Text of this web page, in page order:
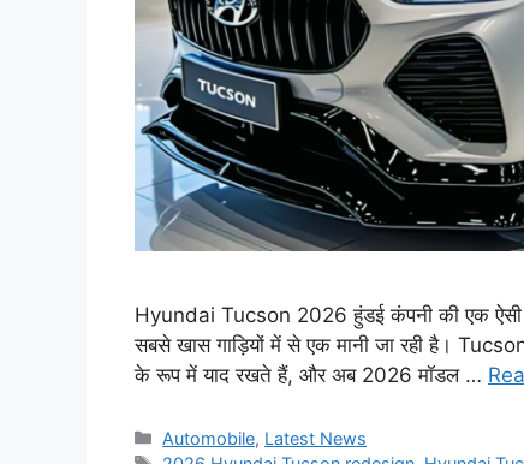
Hyundai Tucson 2026 हुंडई कंपनी की एक ऐसी
सबसे खास गाड़ियों में से एक मानी जा रही है।
के रूप में याद रखते हैं, और अब 2026 मॉडल …
Categories
Automobile, Latest News